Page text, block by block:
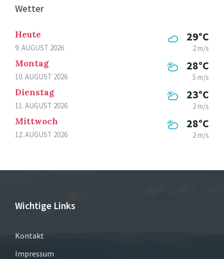
Wetter
Heute
9. AUGUST 2026
29°C
2 m/s
Montag
10. AUGUST 2026
28°C
5 m/s
Dienstag
11. AUGUST 2026
23°C
2 m/s
Mittwoch
12. AUGUST 2026
28°C
2 m/s
Wichtige Links
Kontakt
Impressum